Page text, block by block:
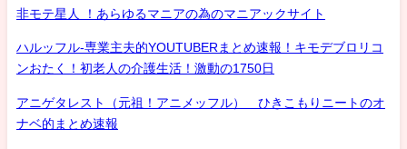
非モテ星人 ！あらゆるマニアの為のマニアックサイト
ハルッフル-専業主夫的YOUTUBERまとめ速報！キモデブロリコ
ンおたく！初老人の介護生活！激動の1750日
アニゲタレスト（元祖！アニメッフル） ひきこもりニートのオ
ナベ的まとめ速報